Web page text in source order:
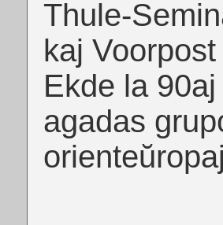
Thule-
kaj
Ekde la
agadas